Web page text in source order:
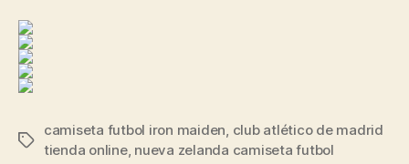
Etiquetas
camiseta futbol iron maiden, club atlético de madrid
tienda online, nueva zelanda camiseta futbol